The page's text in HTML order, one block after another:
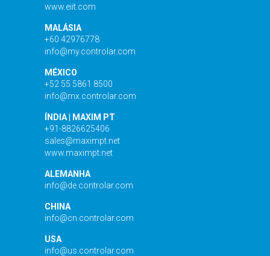
www.eiit.com
MALÁSIA
+60 42976778
info@my.controlar.com
MÉXICO
+52 55 5861 8500
info@mx.controlar.com
ÍNDIA | MAXIM PT
+91-8826625406
sales@maximpt.net
www.maximpt.net
ALEMANHA
info@de.controlar.com
CHINA
info@cn.controlar.com
USA
info@us.controlar.com